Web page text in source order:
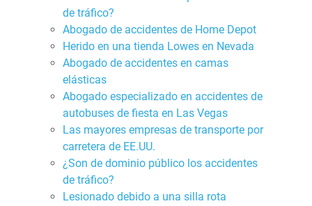
de tráfico?
Abogado de accidentes de Home Depot
Herido en una tienda Lowes en Nevada
Abogado de accidentes en camas
elásticas
Abogado especializado en accidentes de
autobuses de fiesta en Las Vegas
Las mayores empresas de transporte por
carretera de EE.UU.
¿Son de dominio público los accidentes
de tráfico?
Lesionado debido a una silla rota